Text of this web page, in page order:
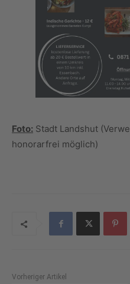
Foto: Stadt Landshut
honorarfrei möglich)
Vorheriger Artikel